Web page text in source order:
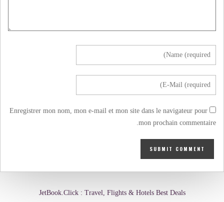
Enregistrer mon nom, mon e-mail et mon site dans le navigateur pour
mon prochain commentaire.
JetBook.Click : Travel, Flights & Hotels Best Deals